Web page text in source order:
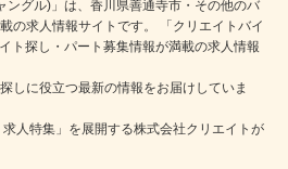
ングル)」は、香川県善通寺市・その他のバ
の求人情報サイトです。 「クリエイトバイ
ト探し・パート募集情報が満載の求人情報
しに役立つ最新の情報をお届けしていま
人特集」を展開する株式会社クリエイトが